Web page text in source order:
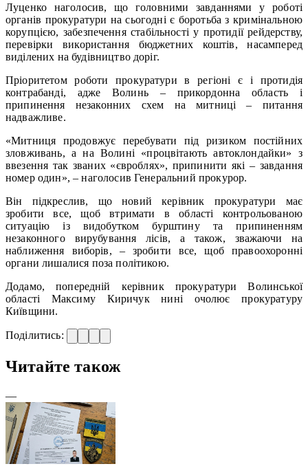
Луценко наголосив, що головними завданнями у роботі
органів прокуратури на сьогодні є боротьба з кримінальною
корупцією, забезпечення стабільності у протидії рейдерству,
перевірки використання бюджетних коштів, насамперед
виділених на будівництво доріг.
Пріоритетом роботи прокуратури в регіоні є і протидія
контрабанді, адже Волинь – прикордонна область і
припинення незаконних схем на митниці – питання
надважливе.
«Митниця продовжує перебувати під ризиком постійних
зловживань, а на Волині «процвітають автоклондайки» з
ввезення так званих «євроблях», припинити які – завдання
номер один», – наголосив Генеральний прокурор.
Він підкреслив, що новий керівник прокуратури має
зробити все, щоб втримати в області контрольованою
ситуацію із видобутком бурштину та припиненням
незаконного вирубування лісів, а також, зважаючи на
наближення виборів, – зробити все, щоб правоохоронні
органи лишалися поза політикою.
Додамо, попередній керівник прокуратури Волинської
області Максиму Киричук нині очолює прокуратуру
Київщини.
Поділитись:
Читайте також
—